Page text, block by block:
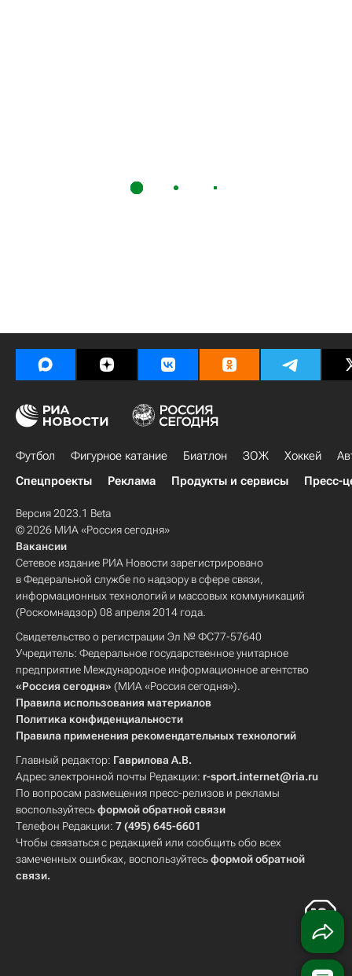
Футбол Фигурное катание Биатлон ЗОЖ Хоккей
Спецпроекты
Реклама Продукты и сервисы Пресс-
Версия 2023.1 Beta
© 2026 МИА «Россия сегодня»
Вакансии
Сетевое издание РИА Новости зарегистрировано
в Федеральной службе по надзору в сфере связи,
информационных технологий и массовых коммуникаций
(Роскомнадзор) 08 апреля 2014 года.
Свидетельство о регистрации Эл № ФС77-57640
Учредитель: Федеральное государственное унитарное
предприятие Международное информационное агентство
«Россия сегодня» (МИА «Россия сегодня»).
Правила использования материалов
Политика конфиденциальности
Правила применения рекомендательных технологий
Главный редактор: Гаврилова А.В.
Адрес электронной почты Редакции: r-sport.internet@ria.ru
По вопросам размещения пресс-релизов и рекламы
воспользуйтесьформой обратной связи
Телефон Редакции: 7 (495) 645-6601
Чтобы связаться с редакцией или сообщить обо всех
замеченных ошибках, воспользуйтесьформой обратной
связи.